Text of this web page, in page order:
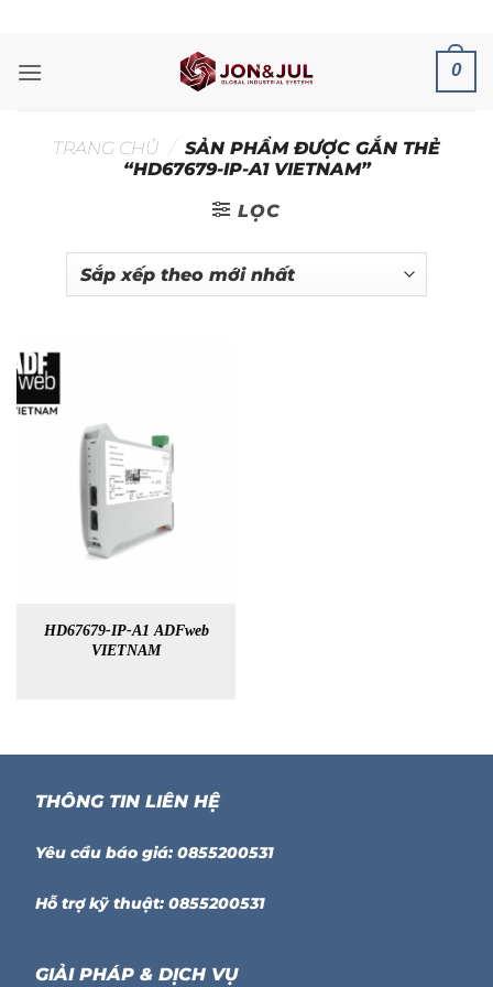
nội
0
TRANG CHỦ / SẢN PHẨM ĐƯỢC GẮN THẺ
“HD67679-IP-A1 VIETNAM”
LỌC
HD67679-IP-A1 ADFweb
VIETNAM
THÔNG TIN LIÊN HỆ
Yêu cầu báo giá: 0855200531
Hỗ trợ kỹ thuật: 0855200531
GIẢI PHÁP & DỊCH VỤ